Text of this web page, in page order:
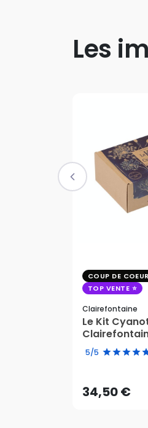
Les
COUP DE
TOP VENTE
Clairefontaine
Le Kit
5/5
34,50 €
34,50 €